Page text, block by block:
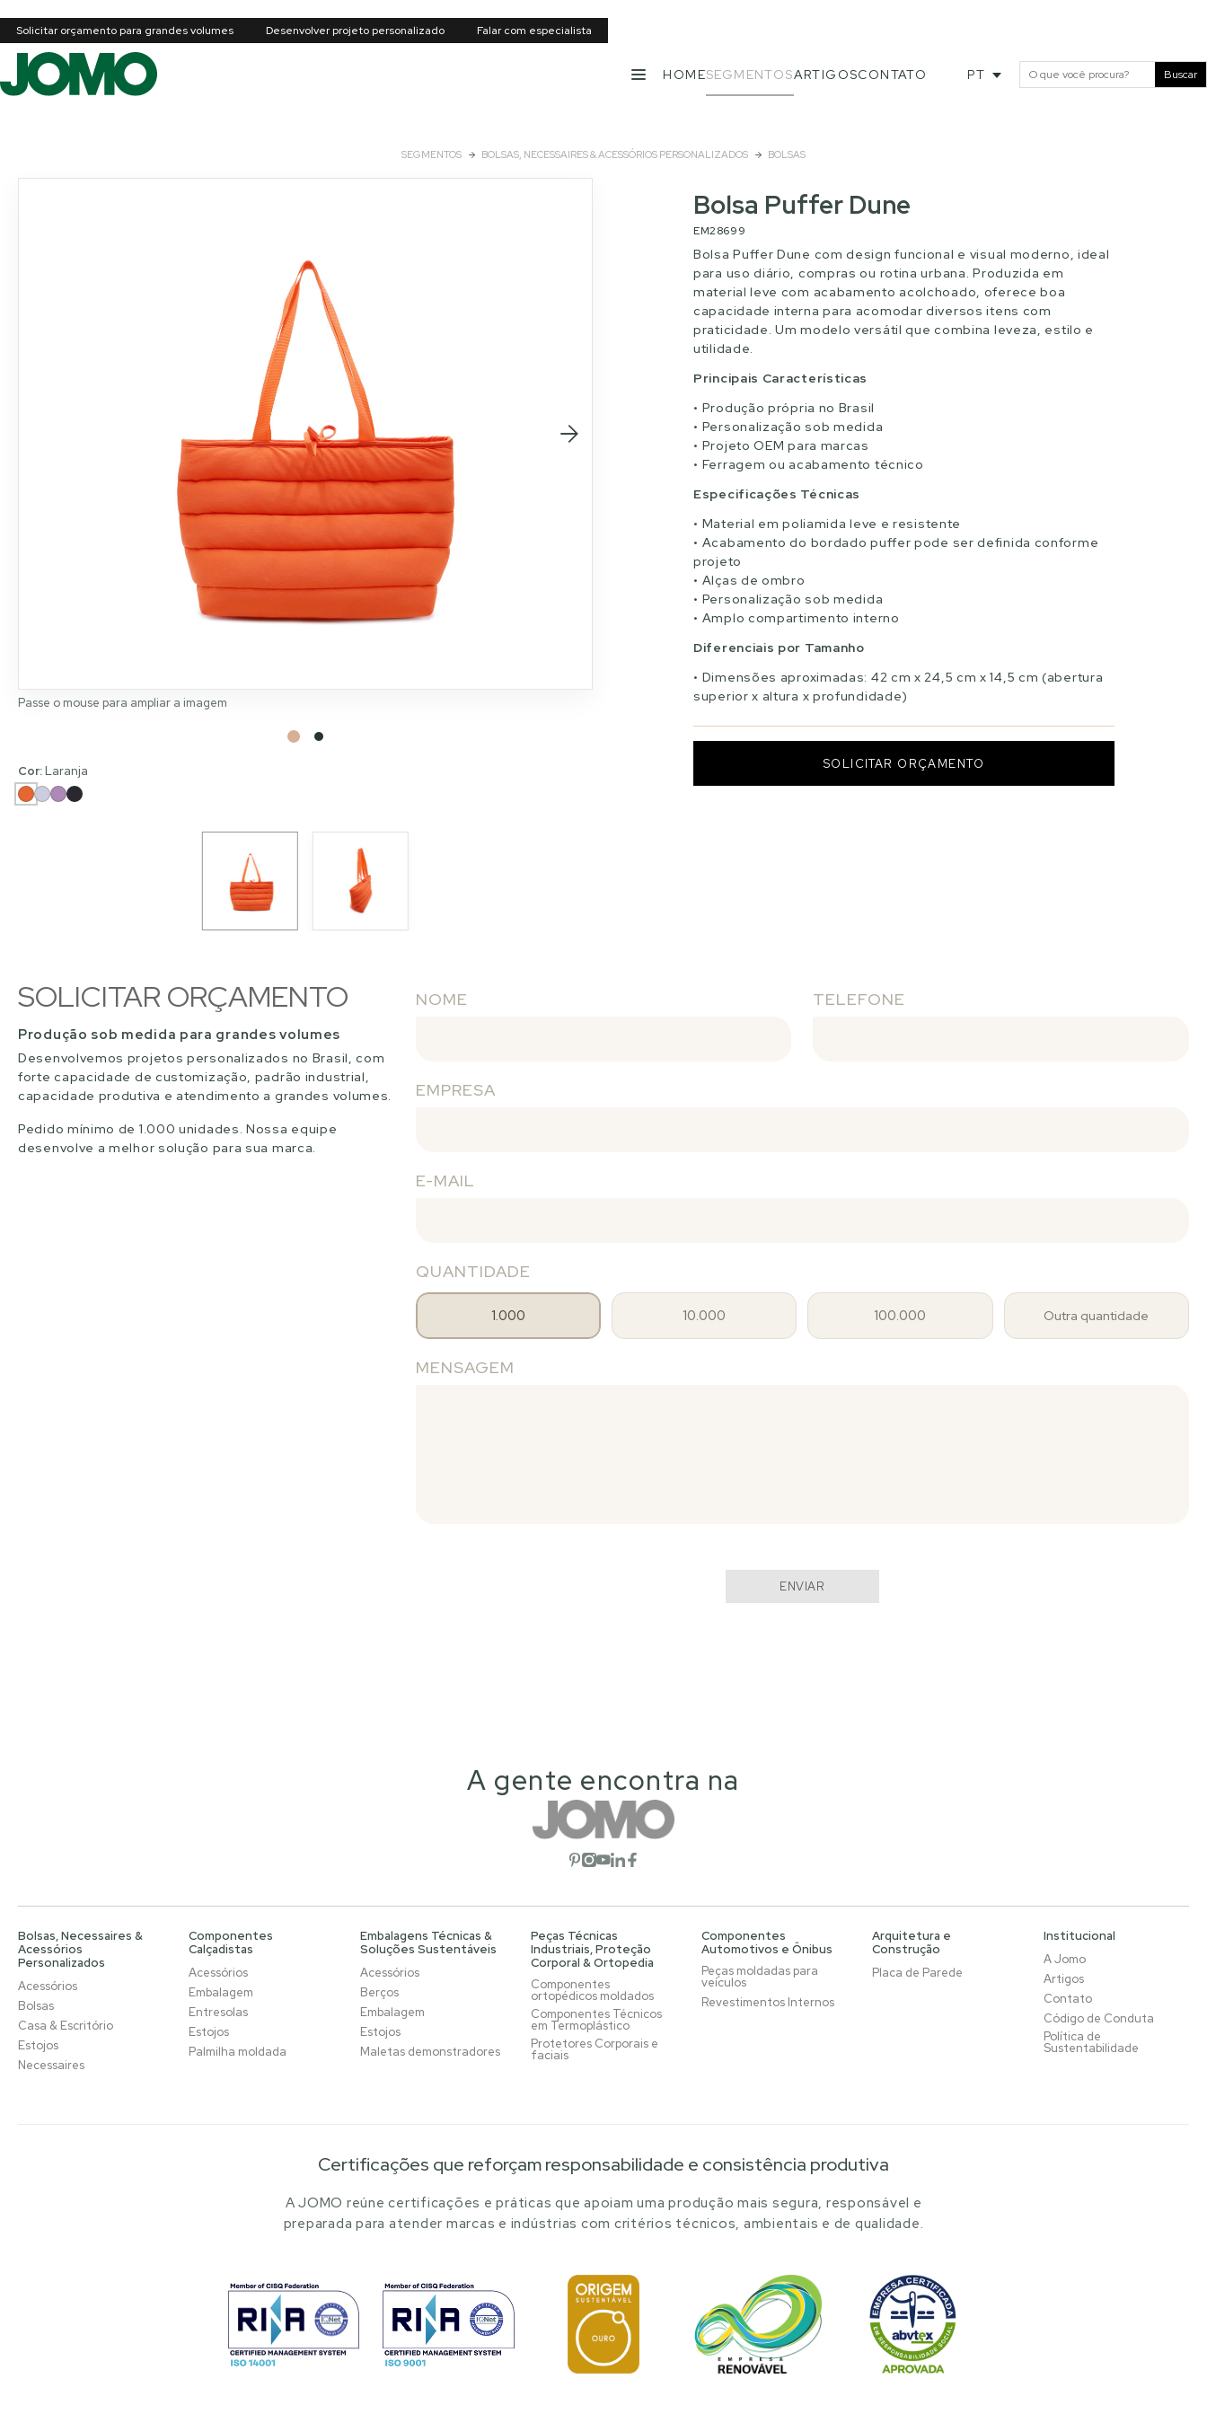
Solicitar orçamento para grandes volumes Desenvolver projeto personalizado Falar com especialista
MENUHOMESEGMENTOSARTIGOSCONTATO PT Buscar
SEGMENTOS BOLSAS, NECESSAIRES & ACESSÓRIOS PERSONALIZADOS BOLSAS
Passe o mouse para ampliar a imagem
Cor:Laranja
Bolsa Puffer Dune
EM28699
Bolsa Puffer Dune com design funcional e visual moderno, ideal
para uso diário, compras ou rotina urbana. Produzida em
material leve com acabamento acolchoado, oferece boa
capacidade interna para acomodar diversos itens com
praticidade. Um modelo versátil que combina leveza, estilo e
utilidade.
Principais Características
Produção própria no Brasil
Personalização sob medida
Projeto OEM para marcas
Ferragem ou acabamento técnico
Especificações Técnicas
Material em poliamida leve e resistente
Acabamento do bordado puffer pode ser definida conforme
projeto
Alças de ombro
Personalização sob medida
Amplo compartimento interno
Diferenciais por Tamanho
Dimensões aproximadas: 42 cm x 24,5 cm x 14,5 cm (abertura
superior x altura x profundidade)
SOLICITAR ORÇAMENTO
SOLICITAR ORÇAMENTO
Produção sob medida para grandes volumes
Desenvolvemos projetos personalizados no Brasil, com
forte capacidade de customização, padrão industrial,
capacidade produtiva e atendimento a grandes volumes.
Pedido mínimo de 1.000 unidades. Nossa equipe
desenvolve a melhor solução para sua marca.
NOME TELEFONE
EMPRESA
E-MAIL
QUANTIDADE
1.000 10.000 100.000 Outra quantidade
MENSAGEM
ENVIAR
A gente encontra na
Abrir rede social
Abrir rede social
Abrir rede social
Abrir rede social
Abrir rede social
Bolsas, Necessaires &
Acessórios
Personalizados
Acessórios
Bolsas
Casa & Escritório
Estojos
Necessaires
Componentes
Calçadistas
Acessórios
Embalagem
Entresolas
Estojos
Palmilha moldada
Embalagens Técnicas &
Soluções Sustentáveis
Acessórios
Berços
Embalagem
Estojos
Maletas demonstradores
Peças Técnicas
Industriais, Proteção
Corporal & Ortopedia
Componentes
ortopédicos moldados
Componentes Técnicos
em Termoplástico
Protetores Corporais e
faciais
Componentes
Automotivos e Ônibus
Peças moldadas para
veículos
Revestimentos Internos
Arquitetura e
Construção
Placa de Parede
Institucional
A Jomo
Artigos
Contato
Código de Conduta
Política de
Sustentabilidade
Certificações que reforçam responsabilidade e consistência produtiva
A JOMO reúne certificações e práticas que apoiam uma produção mais segura, responsável e
preparada para atender marcas e indústrias com critérios técnicos, ambientais e de qualidade.